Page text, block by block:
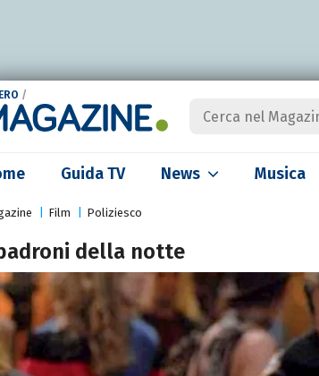
/
Guida TV News Musica
Film Poliziesco
della notte